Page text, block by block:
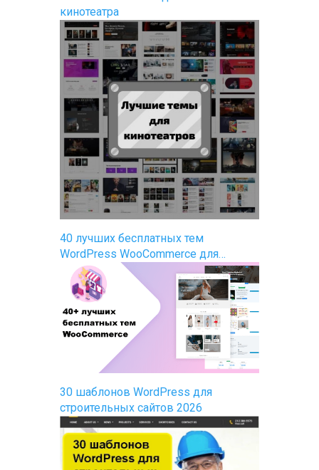
кинотеатра
40 лучших бесплатных тем
WordPress WooCommerce для…
30 шаблонов WordPress для
строительных сайтов 2026